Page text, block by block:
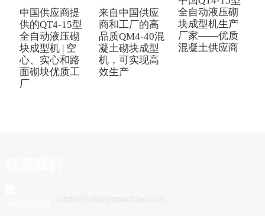
中国供应商提
供的QT4-15型
全自动液压砌
块成型机 | 空
心、实心和路
面砌块优质工
厂
来自中国供应
商和工厂的高
品质QM4-40混
凝土砌块成型
机，可实现高
效生产
全自动液压砌
块成型机生产
厂家——优质
混凝土供应商